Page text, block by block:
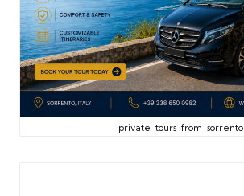
private-tours-from-sorrento